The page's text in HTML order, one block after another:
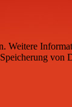
Weitere
von